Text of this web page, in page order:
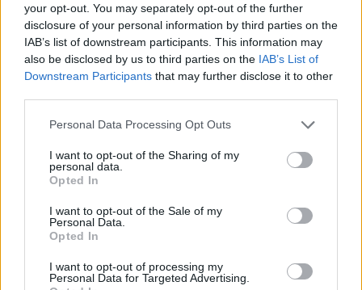
your opt-out. You may separately opt-out of the further
disclosure of your personal information by third parties on the
IAB’s list of downstream participants. This information may
also be disclosed by us to third parties on the IAB’s List of
Downstream Participants that may further disclose it to other
Please note that this website/app uses one or more Google
not limited to your visit or usage behaviour. You may click to
grant or deny consent to Google and its third-party tags to
use your data for below specified purposes in below Google
consent section.
Personal Data Processing Opt Outs
I want to opt-out of the Sharing of my
personal data.
Opted In
I want to opt-out of the Sale of my
Personal Data.
Opted In
I want to opt-out of processing my
Personal Data for Targeted Advertising.
Hol a határ?
szlavtextus•2019. február 27.